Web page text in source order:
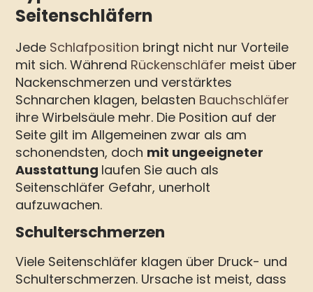
Seitenschläfern
Jede Schlafposition bringt nicht nur Vorteile
mit sich. Während Rückenschläfer meist über
Nackenschmerzen und verstärktes
Schnarchen klagen, belasten Bauchschläfer
ihre Wirbelsäule mehr. Die Position auf der
Seite gilt im Allgemeinen zwar als am
schonendsten, doch mit ungeeigneter
Ausstattung laufen Sie auch als
Seitenschläfer Gefahr, unerholt
aufzuwachen.
Schulterschmerzen
Viele Seitenschläfer klagen über Druck- und
Schulterschmerzen. Ursache ist meist, dass